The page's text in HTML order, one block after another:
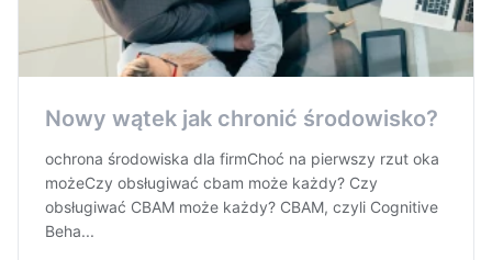
Nowy wątek jak chronić środowisko?
ochrona środowiska dla firmChoć na pierwszy rzut oka
możeCzy obsługiwać cbam może każdy? Czy
obsługiwać CBAM może każdy? CBAM, czyli Cognitive
Beha...